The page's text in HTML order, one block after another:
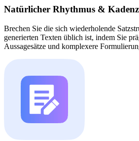
Natürlicher Rhythmus & Kadenz
Brechen Sie die sich wiederholende
generierten Texten üblich ist, indem Sie
Aussagesätze und komplexere